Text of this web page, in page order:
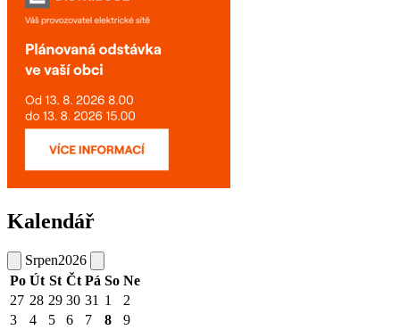
Kalendář
Srpen2026
Po Út St Čt Pá So Ne
27 28 29 30 31 1
2
3
4 5 6 7 8
9